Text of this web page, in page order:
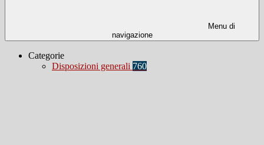
Menu di
navigazione
Categorie
Disposizioni generali 760